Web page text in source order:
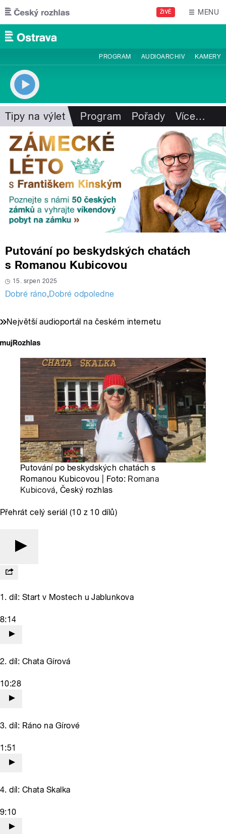
Přejít k hlavnímu obsahu
ŽIVĚ MENU
PROGRAM AUDIOARCHIV KAMERY
Tipy na výlet Program Pořady Více…
Putování po beskydských chatách
s Romanou Kubicovou
15. srpen 2025
Dobré ráno,Dobré odpoledne
Největší audioportál na českém internetu
Putování po beskydských chatách s
Romanou Kubicovou | Foto: Romana
Kubicová, Český rozhlas
Přehrát celý seriál (10 z 10 dílů)
1. díl: Start v Mostech u Jablunkova
8:14
2. díl: Chata Gírová
10:28
3. díl: Ráno na Gírové
1:51
4. díl: Chata Skalka
9:10